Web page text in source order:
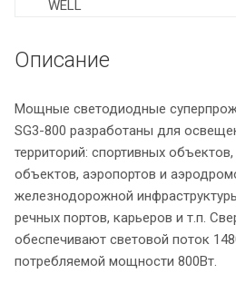
Описание
Мощные светодиодные
SG3-800 разработаны для
территорий: спортивных
объектов, аэропортов и
железнодорожной
речных портов, карьеров и т.п.
обеспечивают световой поток
потребляемой мощности 800Вт.